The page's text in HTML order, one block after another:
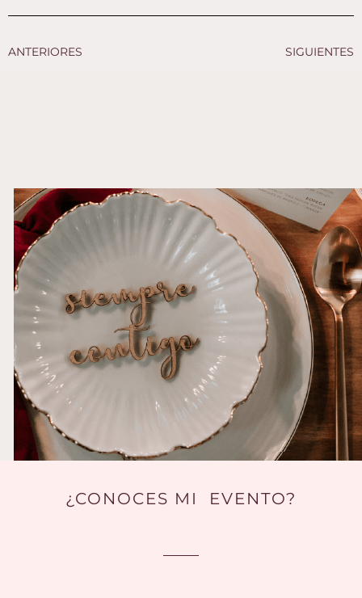
ANTERIORES SIGUIENTES
¿CONOCES MI EVENTO?